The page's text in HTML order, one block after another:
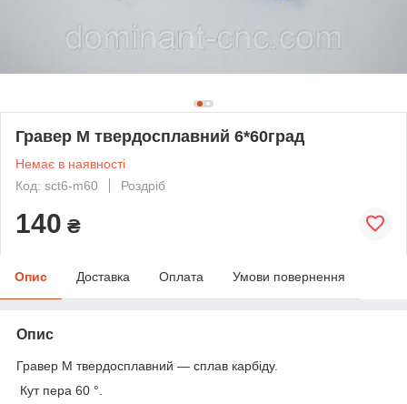
Гравер M твердосплавний 6*60град
Немає в наявності
Код: sct6-m60
Роздріб
140 ₴
Опис Доставка Оплата Умови повернення
Опис
Гравер M твердосплавний — сплав карбіду.
Кут пера 60 °.